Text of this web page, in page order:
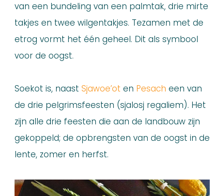
van een bundeling van een palmtak, drie mirte
takjes en twee wilgentakjes. Tezamen met de
etrog vormt het één geheel. Dit als symbool
voor de oogst.
Soekot is, naast Sjawoe’ot en Pesach een van
de drie pelgrimsfeesten (sjalosj regaliem). Het
zijn alle drie feesten die aan de landbouw zijn
gekoppeld; de opbrengsten van de oogst in de
lente, zomer en herfst.